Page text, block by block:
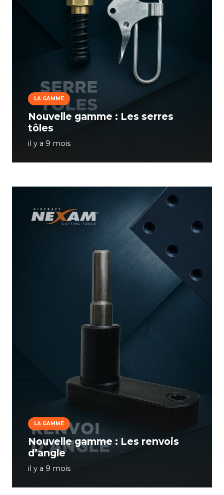
LA GAMME
Nouvelle gamme : Les serres
tôles
il y a 9 mois
LA GAMME
Nouvelle gamme : Les renvois
d’angle
il y a 9 mois